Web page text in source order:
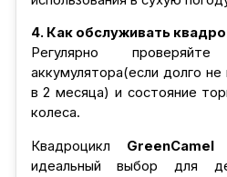
4. Как обслуживать
Регулярно
аккумулятора(если долго не
в 2 месяца) и состояние
колеса.
Квадроцикл
идеальный выбор для